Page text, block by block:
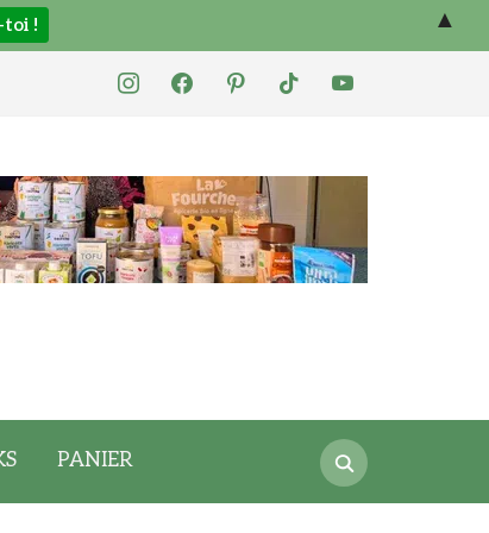
instagramfacebookpinteresttiktok youtube
Search
for:
PANIER
▲